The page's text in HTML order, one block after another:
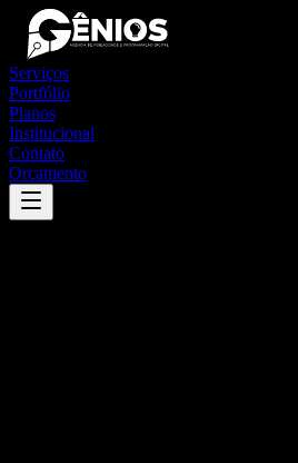
Serviços
Portfólio
Planos
Institucional
Contato
Orçamento